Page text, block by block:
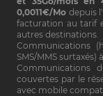
0,0011€/Mo depuis
facturation au tarif
autres destinations.
Communications
SMS/MMS surtaxés)
Communications
couvertes par le
avec mobile